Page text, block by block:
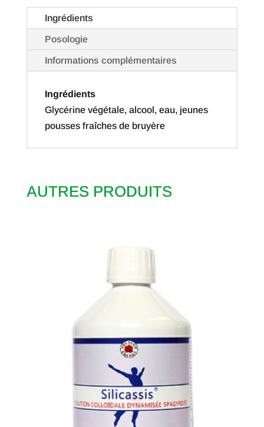
Ingrédients
Posologie
Informations complémentaires
Ingrédients
Glycérine végétale, alcool, eau, jeunes
pousses fraîches de bruyère
AUTRES PRODUITS